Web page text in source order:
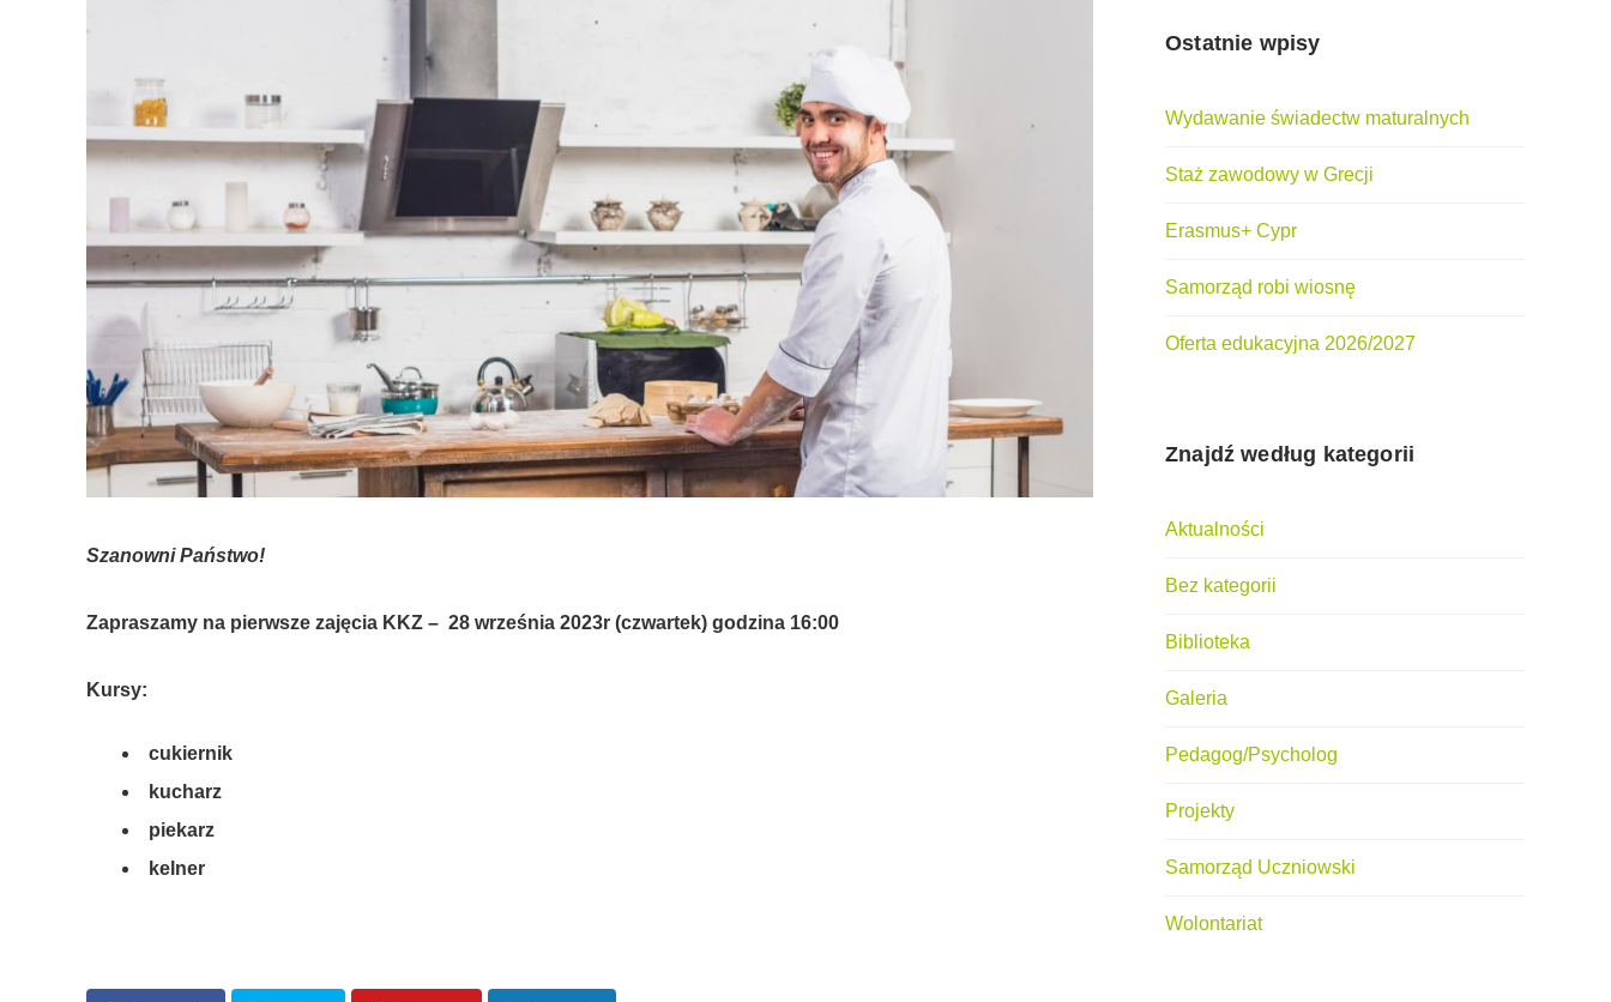
Szanowni Państwo!
Zapraszamy na pierwsze zajęcia KKZ – 28 września 2023r (czwartek) godzina 16:00
Kursy:
cukiernik
kucharz
piekarz
kelner
Ostatnie wpisy
Wydawanie świadectw maturalnych
Staż zawodowy w Grecji
Erasmus+ Cypr
Samorząd robi wiosnę
Oferta edukacyjna 2026/2027
Znajdź według kategorii
Aktualności
Bez kategorii
Biblioteka
Galeria
Pedagog/Psycholog
Projekty
Samorząd Uczniowski
Wolontariat